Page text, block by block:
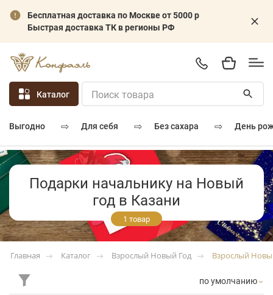
Бесплатная доставка по Москве от 5000 р
Быстрая доставка ТК в регионы РФ
Каталог
выгодно ⇨ для себя ⇨ без сахара ⇨ день
Подарки начальнику на Новый
год в Казани
1 товар
Главная Каталог Взрослый Новый Год Взрослый
по умолчанию